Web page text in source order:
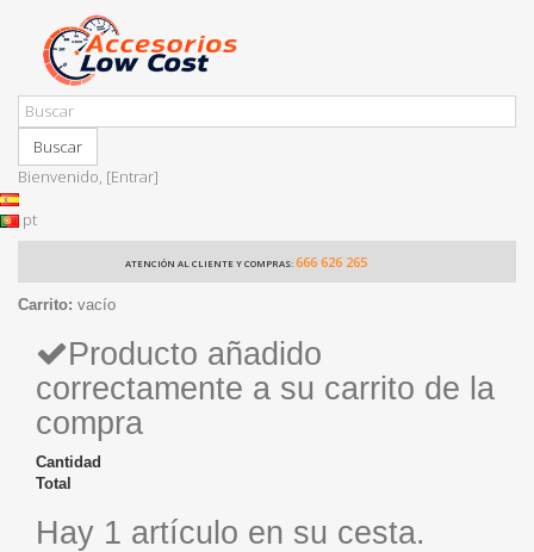
Buscar
Bienvenido, [Entrar]
pt
ATENCIÓN AL CLIENTE Y COMPRAS: 666 626 265
Carrito: vacío
Producto añadido
correctamente a su carrito de la
compra
Cantidad
Total
Hay 1 artículo en su cesta.